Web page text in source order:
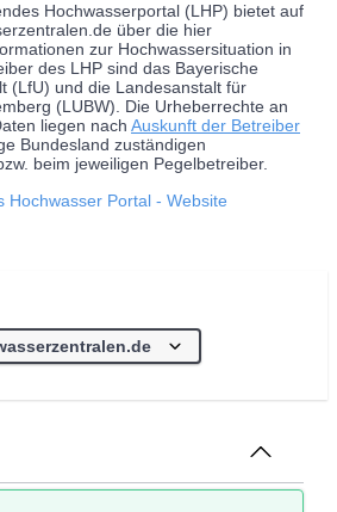
Hochwasserportal (LHP) bietet auf
über die hier
zur Hochwassersituation in
des LHP sind das Bayerische
(LfU) und die Landesanstalt für
(LUBW). Die Urheberrechte an
liegen nach Auskunft der Betreiber
Bundesland zuständigen
beim jeweiligen Pegelbetreiber.
Hochwasser Portal - Website